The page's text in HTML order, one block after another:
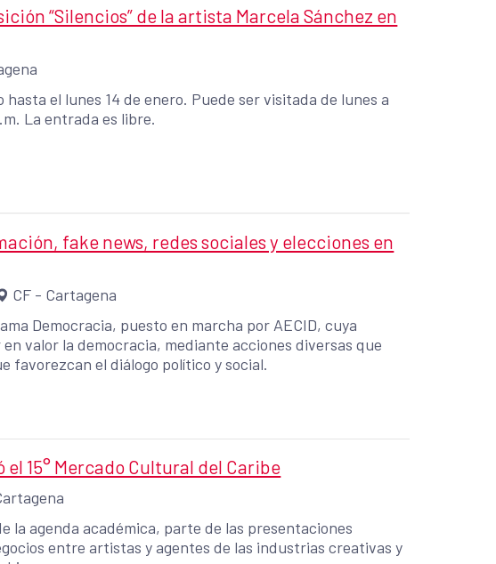
“Silencios” de la artista Marcela Sánchez en
el lunes 14 de enero. Puede ser visitada de lunes a
La entrada es libre.
fake news, redes sociales y elecciones en
CF - Cartagena
Democracia, puesto en marcha por AECID, cuya
valor la democracia, mediante acciones diversas que
favorezcan el diálogo político y social.
15° Mercado Cultural del Caribe
la agenda académica, parte de las presentaciones
entre artistas y agentes de las industrias creativas y